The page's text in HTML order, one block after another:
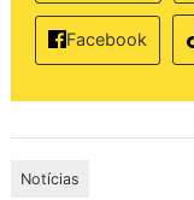
Facebook
Notícias